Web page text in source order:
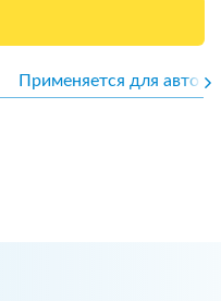
Применяется для авто